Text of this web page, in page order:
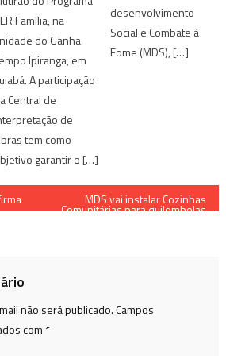
Família, na
do Ganha
Ipiranga, em
A participação
Central de
de
tem como
garantir o […]
desenvolvimento
Social e Combate à
Fome (MDS), […]
MDS vai instalar Cozinhas
Comunitárias para quilombolas
não será publicado.Campos
com *